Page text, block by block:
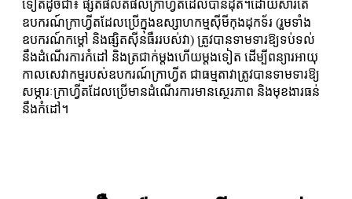
ទៀតដូចជា៖ ផ្សិតផលិតផលក្រាហ្វីតដែលបានដុត។ដោយសារតែ
ឧបករណ៍ក្រាហ្វីតដែលប្រើក្នុងឧស្សាហកម្មស៊ីមីកុងដុកទ័រ (រួមទាំង
ឧបករណ៍កម្តៅ និងផ្សិតស៊ីនធឺររបស់វា) ត្រូវបានទាមទារឱ្យទប់ទល់
នឹងដំណើរការកំដៅ និងត្រជាក់ម្តងហើយម្តងទៀត ដើម្បីពន្យារអាយុ
កាលសេវាកម្មរបស់ឧបករណ៍ក្រាហ្វីត ជាធម្មតាវាត្រូវបានទាមទារឱ្យ
សម្ភារៈក្រាហ្វីតដែលប្រើមានដំណើរការមានស្ថេរភាព និងមុខងារធន់
នឹងកំដៅ។